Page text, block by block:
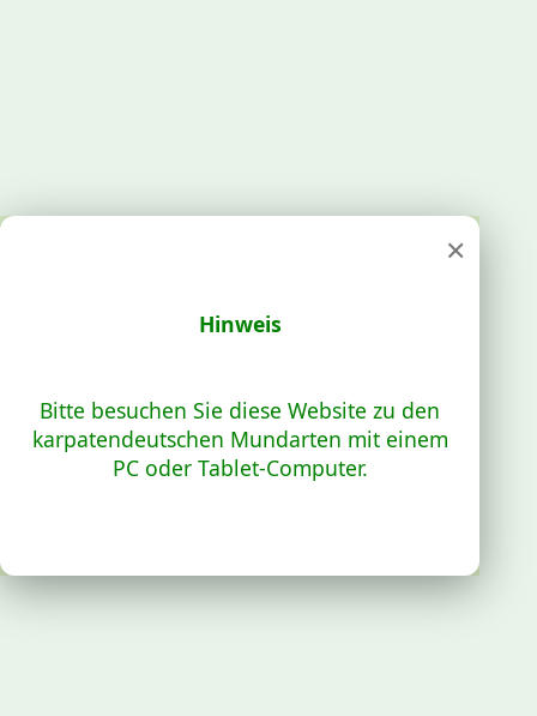
×
Hinweis
Bitte besuchen Sie diese Website zu den
karpatendeutschen Mundarten mit einem
PC oder Tablet-Computer.